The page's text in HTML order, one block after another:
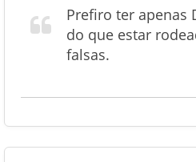
Prefiro ter apenas
do que estar
falsas.